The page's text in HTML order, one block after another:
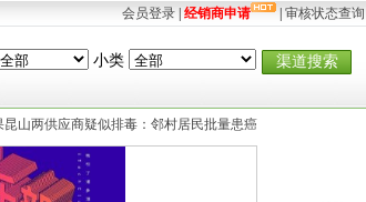
会员登录 经销商申请 审核状态查询
小类 渠道搜索
昆山两供应商疑似排毒：邻村居民批量患癌